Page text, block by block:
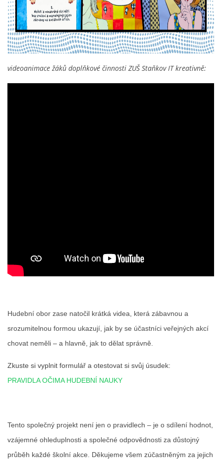
videoanimace žáků doplňkové činnosti ZUŠ Staňkov IT kreativně:
Hudební obor zase natočil krátká videa, která zábavnou a
srozumitelnou formou ukazují, jak by se účastníci veřejných akcí
chovat neměli – a hlavně, jak to dělat správně.
Zkuste si vyplnit formulář a otestovat si svůj úsudek:
PRAVIDLA OČIMA HUDEBNÍ NAUKY
Tento společný projekt není jen o pravidlech – je o sdílení hodnot,
vzájemné ohleduplnosti a společné odpovědnosti za důstojný
průběh každé školní akce. Děkujeme všem zúčastněným za jejich